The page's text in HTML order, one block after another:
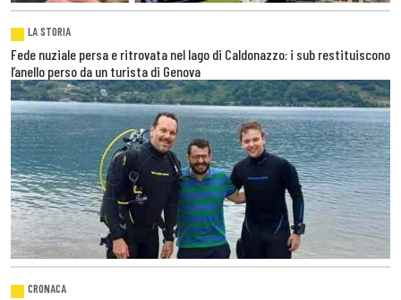
LA STORIA
Fede nuziale persa e ritrovata nel lago di Caldonazzo: i sub restituiscono
l’anello perso da un turista di Genova
CRONACA